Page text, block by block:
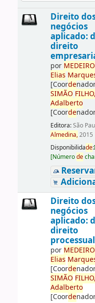
Direito
negócios
aplicado:
direito
por MEDE
Elias
[Coorde
SIMÃO FILHO,
Adalberto
[Coorde
Editora:São
Almedina,2015
Disponibilidade:
[Númerode
Direito
negócios
aplicado:
direito
por MEDE
Elias
[Coorde
SIMÃO FILHO,
Adalberto
[Coorde